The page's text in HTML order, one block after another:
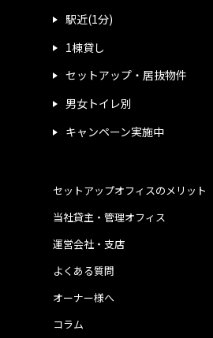
駅近(1分)
1棟貸し
セットアップ・居抜物件
男女トイレ別
キャンペーン実施中
運営会社・支店
よくある質問
当社貸主・管理オフィス
オーナー様へ
コラム
セットアップオフィスのメリット